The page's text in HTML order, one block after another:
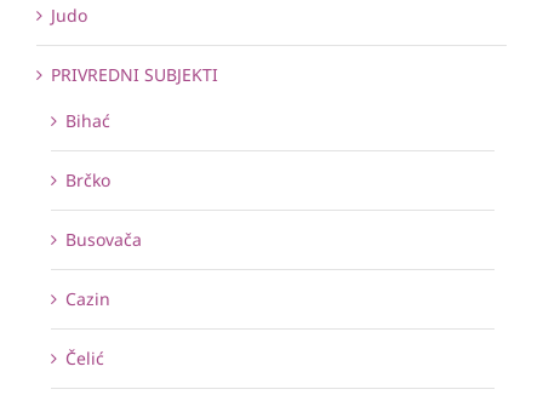
Judo
PRIVREDNI SUBJEKTI
Bihać
Brčko
Busovača
Cazin
Čelić